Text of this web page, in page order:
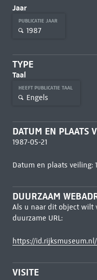
Jaar
PUBLICATIE JAAR
1987
TYPE
Taal
HEEFT PUBLICATIE TAAL
Engels
DATUM EN PLAATS
1987-05-21
Datum en plaats veiling:
DUURZAAM
Als u naar dit object wilt
duurzame URL:
https://
VISITE